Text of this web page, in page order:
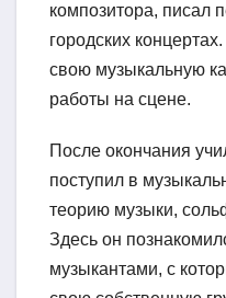
композитора, писал
городских
свою музыкальную
работы на сцене.
После окончания
поступил в
теорию музыки,
Здесь он
музыкантами, с